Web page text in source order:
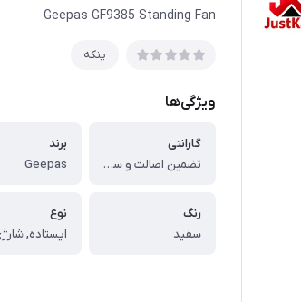
Geepas GF9385 Standing Fan
پنکه
ویژگی‌ها
گارانتی
تضمین اصالت و سلامت فیزیکی کالا (اورجینال)
برند
Geepas
رنگ
سفید
نوع
ایستاده,